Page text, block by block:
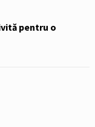
pentru o